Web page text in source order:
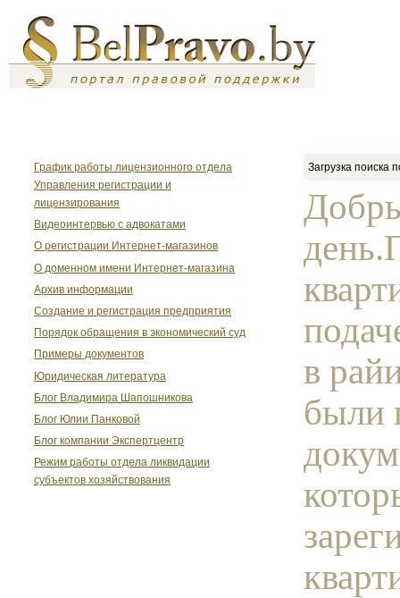
График работы лицензионного отдела
Управления регистрации и
лицензирования
Видеоинтервью с адвокатами
О регистрации Интернет-магазинов
О доменном имени Интернет-магазина
Архив информации
Создание и регистрация предприятия
Порядок обращения в экономический суд
Примеры документов
Юридическая литература
Блог Владимира Шапошникова
Блог Юлии Панковой
Блог компании Экспертцентр
Режим работы отдела ликвидации
субъектов хозяйствования
Загрузка поиска
в
были